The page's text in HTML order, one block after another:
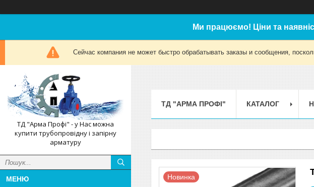
Ми працюємо! Ціни та
Сейчас компания не может быстро обрабатывать заказы и сообщения,
ТД "Арма Профі" - у Нас можна
купити трубопровідну і запірну
арматуру
ТД "АРМА ПРОФІ" КАТАЛОГ
Новинка